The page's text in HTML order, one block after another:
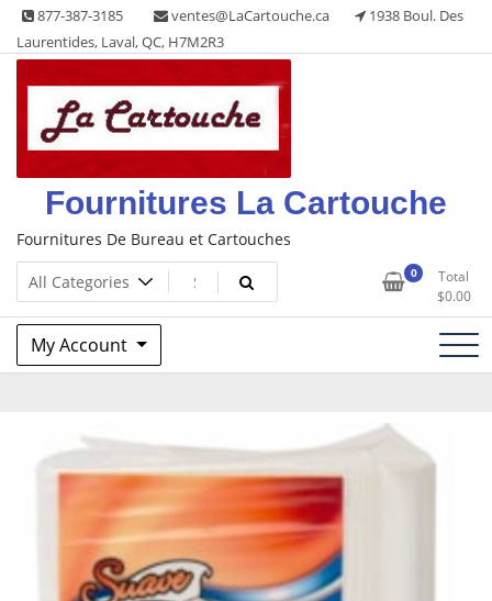
Skip
content
877-387-3185 ventes@LaCartouche.ca
1938 Boul. Des
Laurentides, Laval, QC, H7M2R3
Fournitures La Cartouche
Fournitures De Bureau et Cartouches
0
Total
$0.00
My Account